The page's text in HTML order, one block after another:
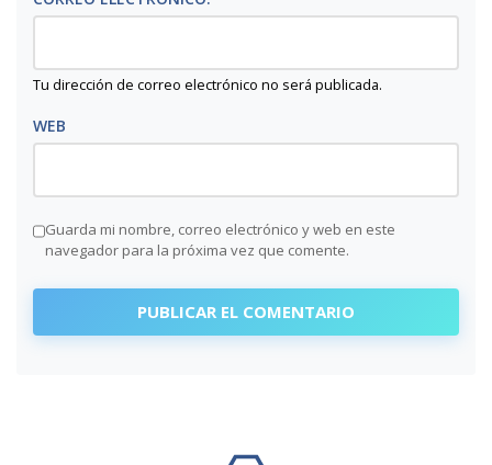
Tu dirección de correo electrónico no será publicada.
WEB
Guarda mi nombre, correo electrónico y web en este
navegador para la próxima vez que comente.